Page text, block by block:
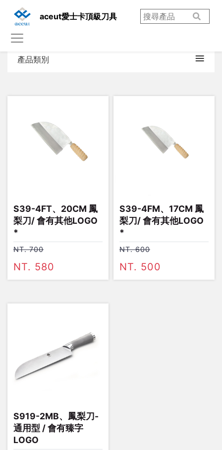
aceut愛士卡頂級刀具
產品類別
S39-4FT、20CM 鳳
梨刀/ 會有其他LOGO
*
NT. 700
NT. 580
S39-4FM、17CM 鳳
梨刀/ 會有其他LOGO
*
NT. 600
NT. 500
S919-2MB、鳳梨刀-
通用型 / 會有臻字
LOGO